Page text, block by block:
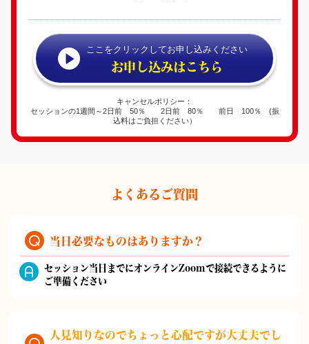
ここをクリックしてお申し込みください
お申し込みはこちら
キャンセルポリシー：
セッションの1週間～2日前 50％ 2日前 80％ 前日 100％ (振
込料はご負担ください）
よくあるご質問
当日必要なものはありますか？
セッション当日までにオンラインZoomで接続できるように
ご準備ください
人見知りなのでちょっと心配ですが大丈夫でし